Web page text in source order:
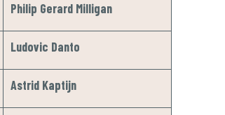
Philip Gerard Milligan
Ludovic Danto
Astrid Kaptijn